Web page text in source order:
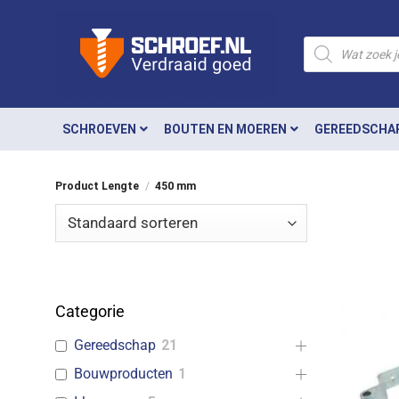
Producten
zoeken
SCHROEVEN BOUTEN EN MOEREN
Product Lengte / 450 mm
Categorie
Gereedschap 21
Bouwproducten 1